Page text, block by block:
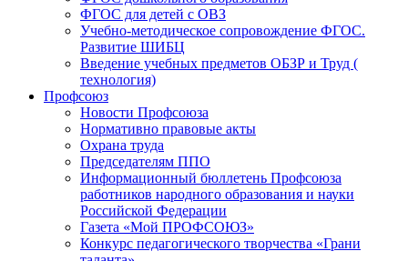
ФГОС для детей с ОВЗ
Учебно-методическое сопровождение ФГОС.
Развитие ШИБЦ
Введение учебных предметов ОБЗР и Труд (
технология)
Профсоюз
Новости Профсоюза
Нормативно правовые акты
Охрана труда
Председателям ППО
Информационный бюллетень Профсоюза
работников народного образования и науки
Российской Федерации
Газета «Мой ПРОФСОЮЗ»
Конкурс педагогического творчества «Грани